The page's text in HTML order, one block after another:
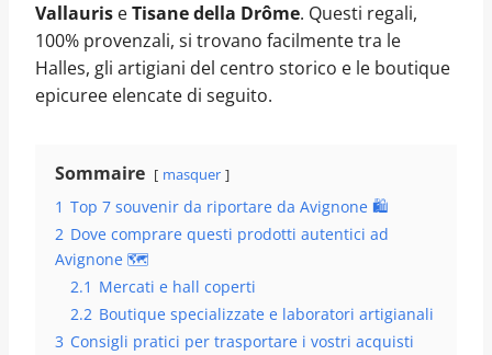
Vallauris eTisane della Drôme. Questi regali,
100% provenzali, si trovano facilmente tra le
Halles, gli artigiani del centro storico e le boutique
epicuree elencate di seguito.
Sommaire masquer
1 Top 7 souvenir da riportare da Avignone 🛍️
2 Dove comprare questi prodotti autentici ad
Avignone 🗺️
2.1 Mercati e hall coperti
2.2 Boutique specializzate e laboratori artigianali
3 Consigli pratici per trasportare i vostri acquisti